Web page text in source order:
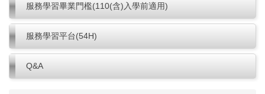
服務學習畢業門檻(110(含)入學前適用)
服務學習平台(54H)
Q&A